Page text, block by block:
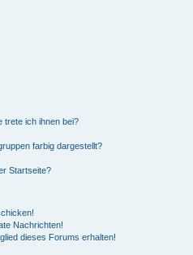
trete ich ihnen bei?
farbig dargestellt?
Startseite?
Nachrichten!
dieses Forums erhalten!